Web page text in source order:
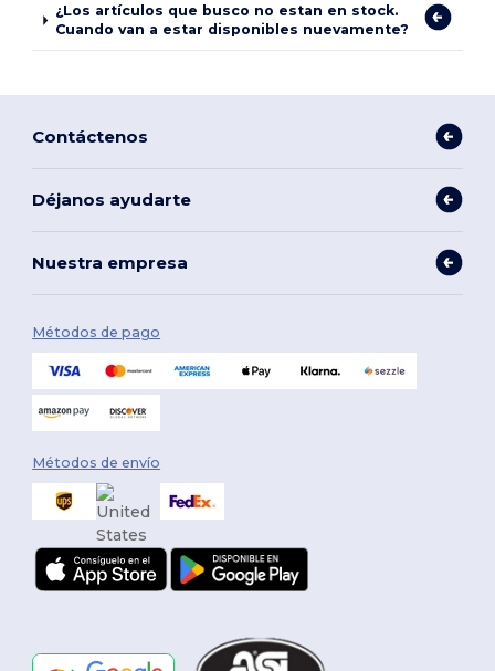
¿Los artículos que busco no estan en stock.
Cuando van a estar disponibles nuevamente?
Contáctenos
Déjanos ayudarte
Nuestra empresa
Métodos de pago
Métodos de envío